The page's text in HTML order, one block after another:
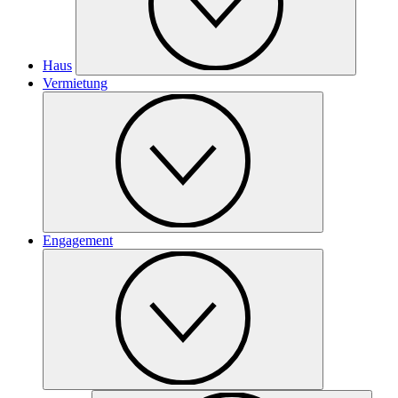
Haus
Vermietung
Engagement